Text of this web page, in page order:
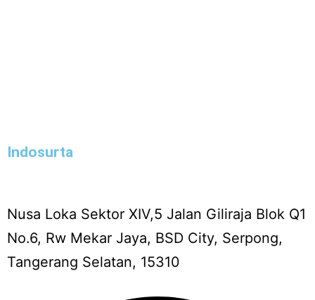
Indosurta
Nusa Loka Sektor XIV,5 Jalan Giliraja Blok Q1
No.6, Rw Mekar Jaya, BSD City, Serpong,
Tangerang Selatan, 15310